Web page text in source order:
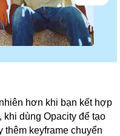
hơn khi bạn kết hợp
dùng Opacity để tạo
thêm keyframe chuyển